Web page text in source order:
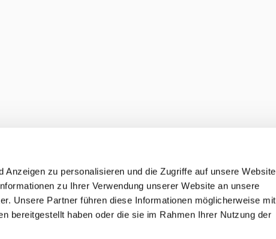
Anzeigen zu personalisieren und die Zugriffe auf unsere Website
zu Ihrer Verwendung unserer Website an unsere
Unsere Partner führen diese Informationen möglicherweise mit
bereitgestellt haben oder die sie im Rahmen Ihrer Nutzung der